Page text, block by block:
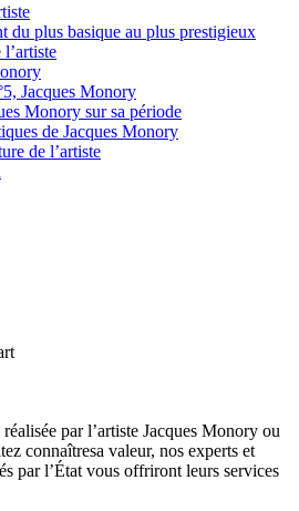
du plus basique au plus prestigieux
Jacques Monory
Monory sur sa période
de Jacques Monory
de l’artiste
par l’artiste Jacques Monory ou
connaîtresa valeur, nos experts et
par l’État vous offriront leurs services